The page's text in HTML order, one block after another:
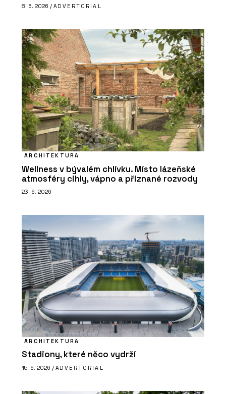
8. 6. 2026 / ADVERTORIAL
ARCHITEKTURA
Wellness v bývalém chlívku. Místo lázeňské
atmosféry cihly, vápno a přiznané rozvody
23. 6. 2026
ARCHITEKTURA
Stadiony, které něco vydrží
15. 6. 2026 / ADVERTORIAL